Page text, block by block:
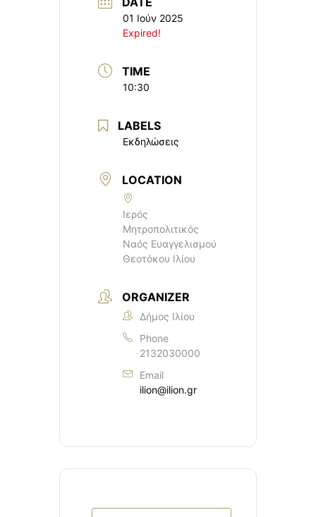
01 Ιούν 2025
Expired!
TIME
10:30
LABELS
Εκδηλώσεις
LOCATION
Ιερός
Μητροπολιτικός
Ναός Ευαγγελισμού
Θεοτόκου Ιλίου
ORGANIZER
Δήμος Ιλίου
Phone
2132030000
Email
ilion@ilion.gr